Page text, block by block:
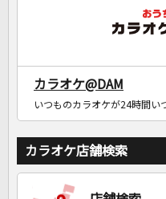
カラオケ@DAM
いつものカラオケが24時間い
カラオケ店舗検索